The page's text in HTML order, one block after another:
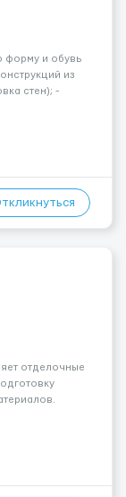
форму и обувь
из
стен); -
-
отделочные
только для